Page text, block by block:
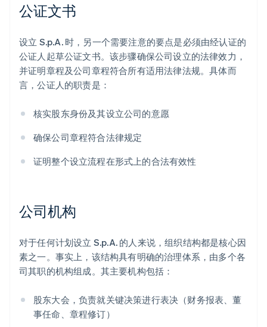
公证文书
设立 S.p.A. 时，另一个需要注意的要点是必须由经认证的
公证人起草公证文书。该步骤确保公司设立的法律效力，
并证明章程及公司章程符合所有适用法律法规。具体而
言，公证人的职责是：
核实股东身份及其设立公司的意愿
确保公司章程符合法律规定
证明整个设立流程在形式上的合法有效性
公司机构
对于任何计划设立 S.p.A. 的人来说，组织结构都是核心因
素之一。事实上，该结构具有明确的治理体系，由多个各
司其职的机构组成。其主要机构包括：
股东大会，负责就关键决策进行表决（财务报表、董
事任命、章程修订）